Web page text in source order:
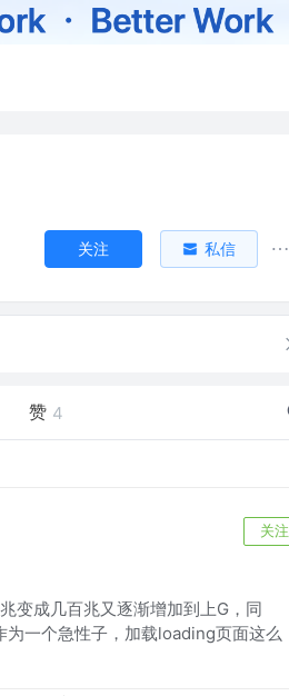
关注 私信
赞 4
关注
变成几百兆又逐渐增加到上G，同
一个急性子，加载loading页面这么